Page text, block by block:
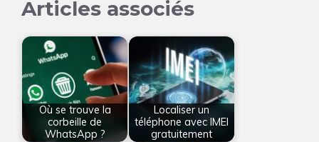
Articles associés
Où se trouve la
corbeille de
WhatsApp ?
Localiser un
téléphone avec IMEI
gratuitement